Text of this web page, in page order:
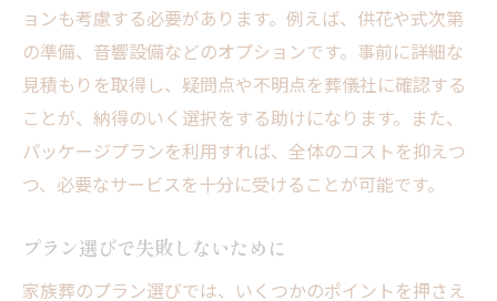
ョンも考慮する必要があります。例えば、供花や式次第
の準備、音響設備などのオプションです。事前に詳細な
見積もりを取得し、疑問点や不明点を葬儀社に確認する
ことが、納得のいく選択をする助けになります。また、
パッケージプランを利用すれば、全体のコストを抑えつ
つ、必要なサービスを十分に受けることが可能です。
プラン選びで失敗しないために
家族葬のプラン選びでは、いくつかのポイントを押さえ